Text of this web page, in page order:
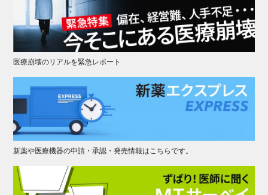
医療崩壊のリアルを緊急レポート
新薬や医療機器の申請・承認・発売情報はこちらです。